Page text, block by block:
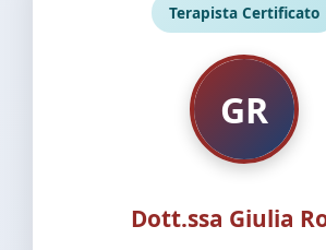
Terapista Certificato
GR
Dott.ssa Giulia